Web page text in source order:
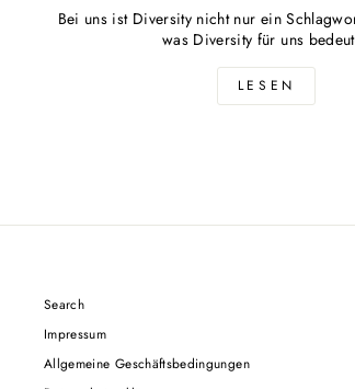
Bei uns ist Diversity nicht nur ein
was Diversity für uns
LESEN
Search
Impressum
Allgemeine Geschäftsbedingungen